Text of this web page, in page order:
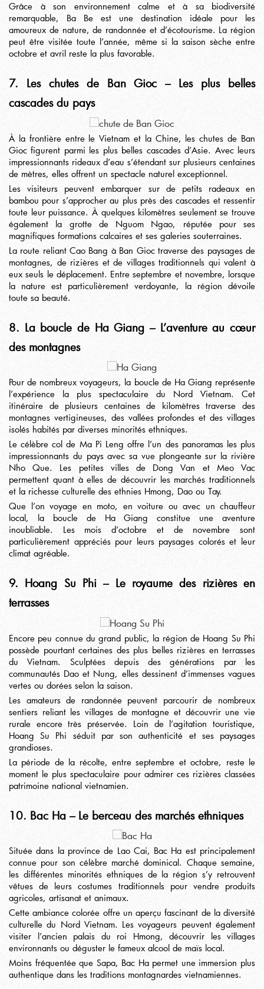
Grâce à son environnement calme et à sa biodiversité
remarquable, Ba Be est une destination idéale pour les
amoureux de nature, de randonnée et d’écotourisme. La région
peut être visitée toute l’année, même si la saison sèche entre
octobre et avril reste la plus favorable.
7. Les chutes de Ban Gioc – Les plus belles
cascades du pays
À la frontière entre le Vietnam et la Chine, les chutes de Ban
Gioc figurent parmi les plus belles cascades d’Asie. Avec leurs
impressionnants rideaux d’eau s’étendant sur plusieurs centaines
de mètres, elles offrent un spectacle naturel exceptionnel.
Les visiteurs peuvent embarquer sur de petits radeaux en
bambou pour s’approcher au plus près des cascades et ressentir
toute leur puissance. À quelques kilomètres seulement se trouve
également la grotte de Nguom Ngao, réputée pour ses
magnifiques formations calcaires et ses galeries souterraines.
La route reliant Cao Bang à Ban Gioc traverse des paysages de
montagnes, de rizières et de villages traditionnels qui valent à
eux seuls le déplacement. Entre septembre et novembre, lorsque
la nature est particulièrement verdoyante, la région dévoile
toute sa beauté.
8. La boucle de Ha Giang – L’aventure au cœur
des montagnes
Pour de nombreux voyageurs, la boucle de Ha Giang représente
l’expérience la plus spectaculaire du Nord Vietnam. Cet
itinéraire de plusieurs centaines de kilomètres traverse des
montagnes vertigineuses, des vallées profondes et des villages
isolés habités par diverses minorités ethniques.
Le célèbre col de Ma Pi Leng offre l’un des panoramas les plus
impressionnants du pays avec sa vue plongeante sur la rivière
Nho Que. Les petites villes de Dong Van et Meo Vac
permettent quant à elles de découvrir les marchés traditionnels
et la richesse culturelle des ethnies Hmong, Dao ou Tay.
Que l’on voyage en moto, en voiture ou avec un chauffeur
local, la boucle de Ha Giang constitue une aventure
inoubliable. Les mois d’octobre et de novembre sont
particulièrement appréciés pour leurs paysages colorés et leur
climat agréable.
9. Hoang Su Phi – Le royaume des rizières en
terrasses
Encore peu connue du grand public, la région de Hoang Su Phi
possède pourtant certaines des plus belles rizières en terrasses
du Vietnam. Sculptées depuis des générations par les
communautés Dao et Nung, elles dessinent d’immenses vagues
vertes ou dorées selon la saison.
Les amateurs de randonnée peuvent parcourir de nombreux
sentiers reliant les villages de montagne et découvrir une vie
rurale encore très préservée. Loin de l’agitation touristique,
Hoang Su Phi séduit par son authenticité et ses paysages
grandioses.
La période de la récolte, entre septembre et octobre, reste le
moment le plus spectaculaire pour admirer ces rizières classées
patrimoine national vietnamien.
10. Bac Ha – Le berceau des marchés ethniques
Située dans la province de Lao Cai, Bac Ha est principalement
connue pour son célèbre marché dominical. Chaque semaine,
les différentes minorités ethniques de la région s’y retrouvent
vêtues de leurs costumes traditionnels pour vendre produits
agricoles, artisanat et animaux.
Cette ambiance colorée offre un aperçu fascinant de la diversité
culturelle du Nord Vietnam. Les voyageurs peuvent également
visiter l’ancien palais du roi Hmong, découvrir les villages
environnants ou déguster le fameux alcool de maïs local.
Moins fréquentée que Sapa, Bac Ha permet une immersion plus
authentique dans les traditions montagnardes vietnamiennes.